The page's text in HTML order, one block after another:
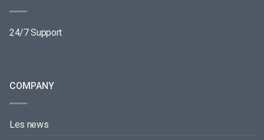
24/7 Support
COMPANY
Les news